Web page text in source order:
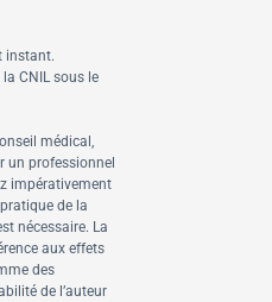
instant.
la CNIL sous le
médical,
un professionnel
impérativement
de la
nécessaire. La
aux effets
des
de l’auteur